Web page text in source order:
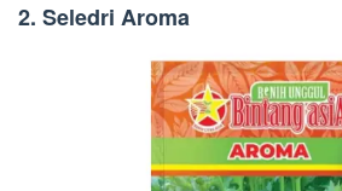
2. Seledri Aroma